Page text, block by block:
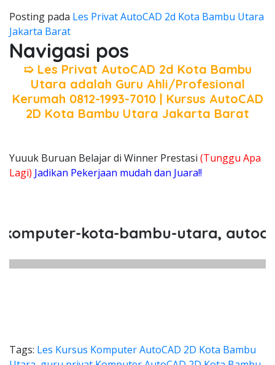
Posting pada Les Privat AutoCAD 2d Kota Bambu Utara
Jakarta Barat
Navigasi pos
➯ Les Privat AutoCAD 2d Kota Bambu
Utara adalah Guru Ahli/Profesional
Kerumah 0812-1993-7010 | Kursus AutoCAD
2D Kota Bambu Utara Jakarta Barat
Yuuuk Buruan Belajar di Winner Prestasi (Tunggu Apa
Lagi) Jadikan Pekerjaan mudah dan Juara!!
kota-bambu-utara, autocad-
Tags: Les Kursus Komputer AutoCAD 2D Kota Bambu